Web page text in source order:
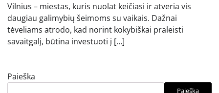
Vilnius – miestas, kuris nuolat keičiasi ir atveria vis
daugiau galimybių šeimoms su vaikais. Dažnai
tėveliams atrodo, kad norint kokybiškai praleisti
savaitgalį, būtina investuoti į […]
Paieška
Paieška